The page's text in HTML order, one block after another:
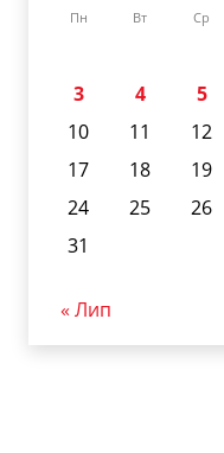
Пн Вт Ср
3
4 5
10
11 12
17
18 19
24
25 26
31
« Лип